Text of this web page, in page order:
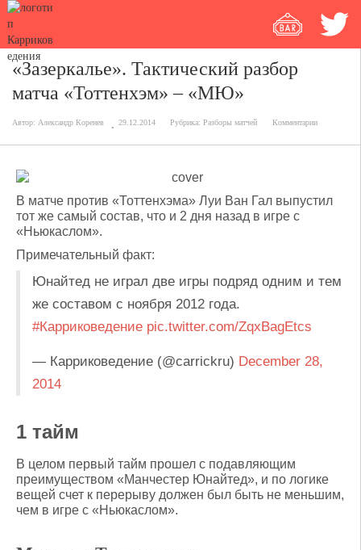
«Зазеркалье». Тактический разбор
матча «Тоттенхэм» – «МЮ»
Автор: Александр Коренев 29.12.2014 Рубрика: Разборы матчей Комментарии
В матче против «Тоттенхэма» Луи Ван Гал выпустил
тот же самый состав, что и 2 дня назад в игре с
«Ньюкаслом».
Примечательный факт:
Юнайтед не играл две игры подряд одним и тем
же составом с ноября 2012 года.
#Карриковедение pic.twitter.com/ZqxBagEtcs
— Карриковедение (@carrickru) December 28,
2014
1 тайм
В целом первый тайм прошел с подавляющим
преимуществом «Манчестер Юнайтед», и по логике
вещей счет к перерыву должен был быть не меньшим,
чем в игре с «Ньюкаслом».